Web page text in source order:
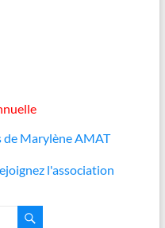
de Marylène AMAT
l'association